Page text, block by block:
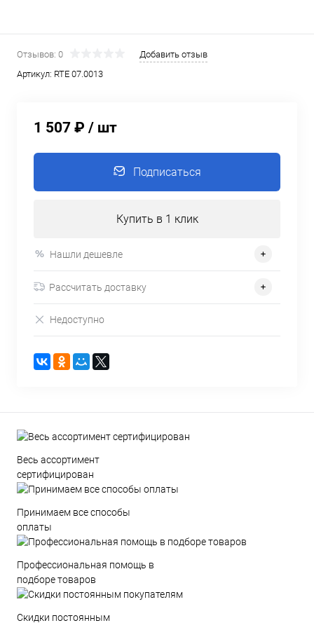
Отзывов: 0
Добавить отзыв
Артикул: RTE 07.0013
1 507 ₽ / шт
Подписаться
Купить в 1 клик
Нашли дешевле
Рассчитать доставку
Недоступно
Весь ассортимент
сертифицирован
Принимаем все способы
оплаты
Профессиональная помощь в
подборе товаров
Скидки постоянным